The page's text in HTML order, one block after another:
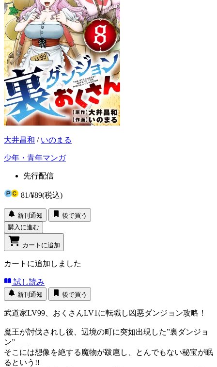
大井昌和 / いのまる
少年・青年マンガ
先行配信
81/¥89(税込)
新刊通知
後で買う
購入に進む
カートに追加
カートに追加しました
試し読み
新刊通知 後で買う
武道家LV99、おくさんLV1に転職し凶悪ダンジョン攻略！
魔王が討伐されし後、辺境の町に突如出現した”裏ダンジョ
ン”――
そこには想像を絶する魔物が跋扈し、とんでもない秘宝が眠
るという!!